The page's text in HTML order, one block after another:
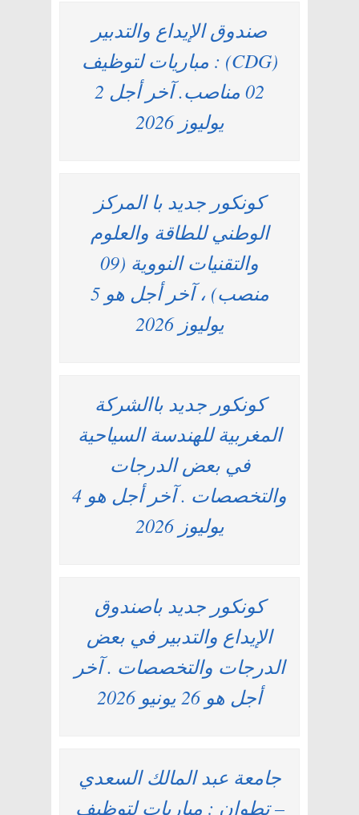
صندوق الإيداع والتدبير
(CDG) : مباريات لتوظيف
02 مناصب. آخر أجل 2
يوليوز 2026
كونكور جديد با المركز
الوطني للطاقة والعلوم
والتقنيات النووية (09
منصب) ، آخر أجل هو 5
يوليوز 2026
كونكور جديد باالشركة
المغربية للهندسة السياحية
في بعض الدرجات
والتخصصات . آخر أجل هو 4
يوليوز 2026
كونكور جديد باصندوق
الإيداع والتدبير في بعض
الدرجات والتخصصات . آخر
أجل هو 26 يونيو 2026
جامعة عبد المالك السعدي
– تطوان : مباريات لتوظيف